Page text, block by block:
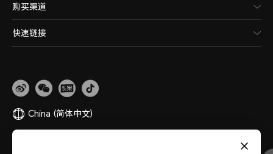
购买渠道
快速链接
China (简体中文)